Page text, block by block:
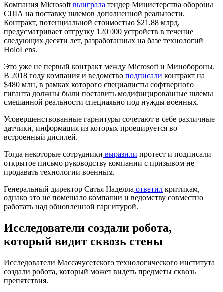
Компания Microsoft выиграла тендер Министерства обороны
США на поставку шлемов дополненной реальности.
Контракт, потенциальной стоимостью $21,88 млрд,
предусматривает отгрузку 120 000 устройств в течение
следующих десяти лет, разработанных на базе технологий
HoloLens.
Это уже не первый контракт между Microsoft и Минобороны.
В 2018 году компания и ведомство подписали контракт на
$480 млн, в рамках которого специалисты софтверного
гиганта должны были поставить модифицированные шлемы
смешанной реальности специально под нужды военных.
Усовершенствованные гарнитуры сочетают в себе различные
датчики, информация из которых проецируется во
встроенный дисплей.
Тогда некоторые сотрудники выразили протест и подписали
открытое письмо руководству компании с призывом не
продавать технологии военным.
Генеральный директор Сатья Наделла ответил критикам,
однако это не помешало компании и ведомству совместно
работать над обновленной гарнитурой.
Исследователи создали робота,
который видит сквозь стены
Исследователи Массачусетского технологического института
создали робота, который может видеть предметы сквозь
препятствия.